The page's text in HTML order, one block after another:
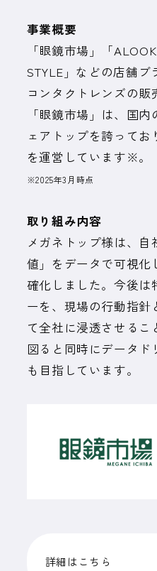
事業概要
「眼鏡市場」「
STYLE」などの店舗
コンタクトレンズの
「眼鏡市場」は、国
ェアトップを誇ってお
を運営しています※。
※2025年3月時点
取り組み内容
メガネトップ様は、
値」をデータで可視化
確化しました。今後は
ーを、現場の行動指針
て全社に浸透させるこ
図ると同時にデータ
も目指しています。
詳細はこちら